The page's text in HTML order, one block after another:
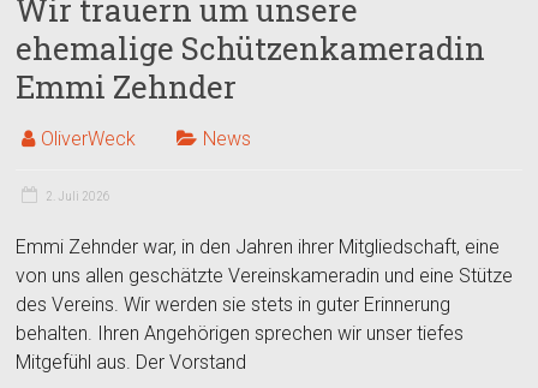
Wir trauern um unsere
ehemalige Schützenkameradin
Emmi Zehnder
OliverWeck News
2. Juli 2026
Emmi Zehnder war, in den Jahren ihrer Mitgliedschaft, eine
von uns allen geschätzte Vereinskameradin und eine Stütze
des Vereins. Wir werden sie stets in guter Erinnerung
behalten. Ihren Angehörigen sprechen wir unser tiefes
Mitgefühl aus. Der Vorstand